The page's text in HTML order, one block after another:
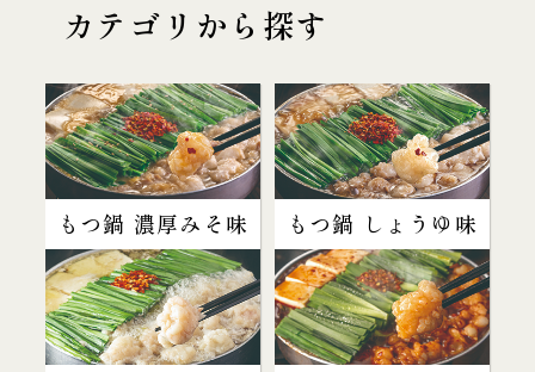
カテゴリから探す
もつ鍋 濃厚みそ味 もつ鍋 しょうゆ味